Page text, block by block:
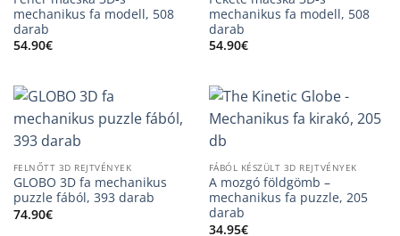
mechanikus fa modell, 508
darab
54.90€
mechanikus fa modell, 508
darab
54.90€
FELNŐTT 3D REJTVÉNYEK
GLOBO 3D fa mechanikus
puzzle fából, 393 darab
74.90€
FÁBÓL KÉSZÜLT 3D REJTVÉNYEK
A mozgó földgömb –
mechanikus fa puzzle, 205
darab
34.95€